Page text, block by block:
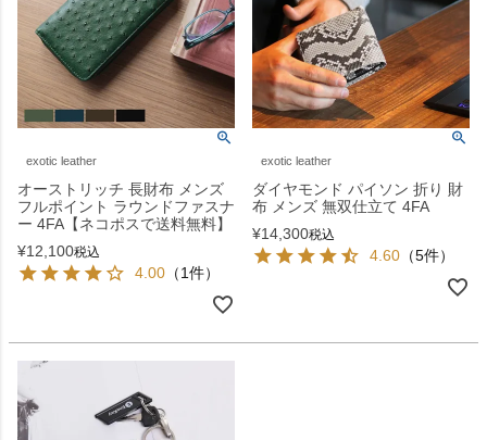
exotic leather
オーストリッチ 長財布 メンズ
フルポイント ラウンドファスナ
ー 4FA【ネコポスで送料無料】
¥12,100税込
4.00 （1件）
exotic leather
ダイヤモンド パイソン 折り 財
布 メンズ 無双仕立て 4FA
¥14,300税込
4.60 （5件）